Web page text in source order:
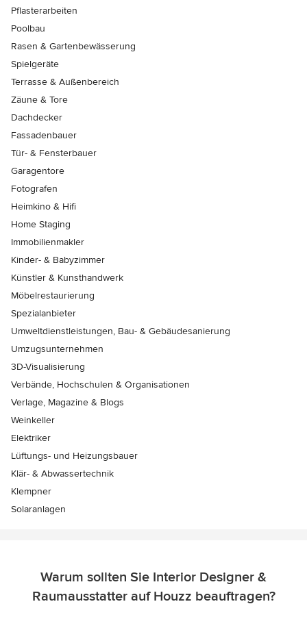
Pflasterarbeiten
Poolbau
Rasen & Gartenbewässerung
Spielgeräte
Terrasse & Außenbereich
Zäune & Tore
Dachdecker
Fassadenbauer
Tür- & Fensterbauer
Garagentore
Fotografen
Heimkino & Hifi
Home Staging
Immobilienmakler
Kinder- & Babyzimmer
Künstler & Kunsthandwerk
Möbelrestaurierung
Spezialanbieter
Umweltdienstleistungen, Bau- & Gebäudesanierung
Umzugsunternehmen
3D-Visualisierung
Verbände, Hochschulen & Organisationen
Verlage, Magazine & Blogs
Weinkeller
Elektriker
Lüftungs- und Heizungsbauer
Klär- & Abwassertechnik
Klempner
Solaranlagen
Warum sollten Sie Interior Designer &
Raumausstatter auf Houzz beauftragen?